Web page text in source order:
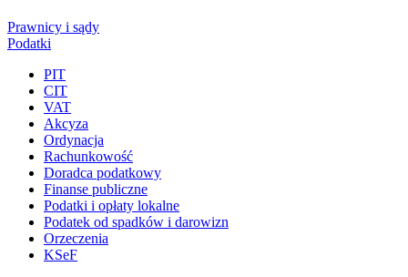
Prawnicy i sądy
Podatki
PIT
CIT
VAT
Akcyza
Ordynacja
Rachunkowość
Doradca podatkowy
Finanse publiczne
Podatki i opłaty lokalne
Podatek od spadków i darowizn
Orzeczenia
KSeF